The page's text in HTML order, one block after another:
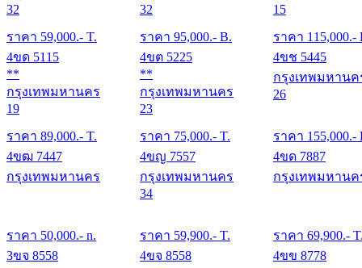
32
ราคา 59,000.- T.
32
ราคา 95,000.- B.
15
ราคา 115,000.-
4ขด 5115
**
กรุงเทพมหานคร
19
ราคา 89,000.- T.
4ขต 5225
**
กรุงเทพมหานคร
23
ราคา 75,000.- T.
4ขช 5445
กรุงเทพมหานค
26
ราคา 155,000.-
4ขฒ 7447
กรุงเทพมหานคร
ราคา 50,000.- n.
4ขญ 7557
กรุงเทพมหานคร
34
ราคา 59,900.- T.
4ขด 7887
กรุงเทพมหานค
ราคา 69,900.-
3ขจ 8558
4ขจ 8558
4ขข 8778